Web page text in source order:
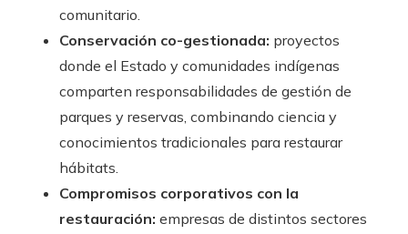
comunitario.
Conservación co-gestionada: proyectos
donde el Estado y comunidades indígenas
comparten responsabilidades de gestión de
parques y reservas, combinando ciencia y
conocimientos tradicionales para restaurar
hábitats.
Compromisos corporativos con la
restauración: empresas de distintos sectores